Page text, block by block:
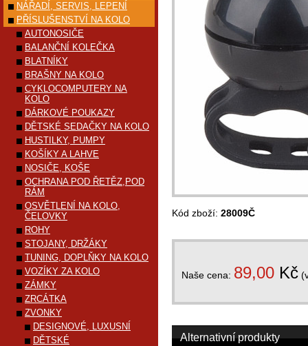
Kód zboží: 28009Č
Naše cena: 89,00 Kč
Alternativní produkty
NÁŘADÍ, SERVIS, LEPENÍ
PŘÍSLUŠENSTVÍ NA KOLO
AUTONOSIČE
BALANČNÍ KOLEČKA
BLATNÍKY
BRAŠNY NA KOLO
CYKLOCOMPUTERY NA
KOLO
DÁRKOVÉ POUKAZY
DĚTSKÉ SEDAČKY NA KOLO
HUSTILKY, PUMPY
KOŠÍKY A LAHVE
NOSIČE, KOŠE
OCHRANA POD ŘETĚZ,POD
RÁM
OSVĚTLENÍ NA KOLO,
ČELOVKY
ROHY
STOJANY, DRŽÁKY
TUNING, DOPLŇKY NA KOLO
VOZÍKY ZA KOLO
ZÁMKY
ZRCÁTKA
ZVONKY
DESIGNOVÉ, LUXUSNÍ
DĚTSKÉ